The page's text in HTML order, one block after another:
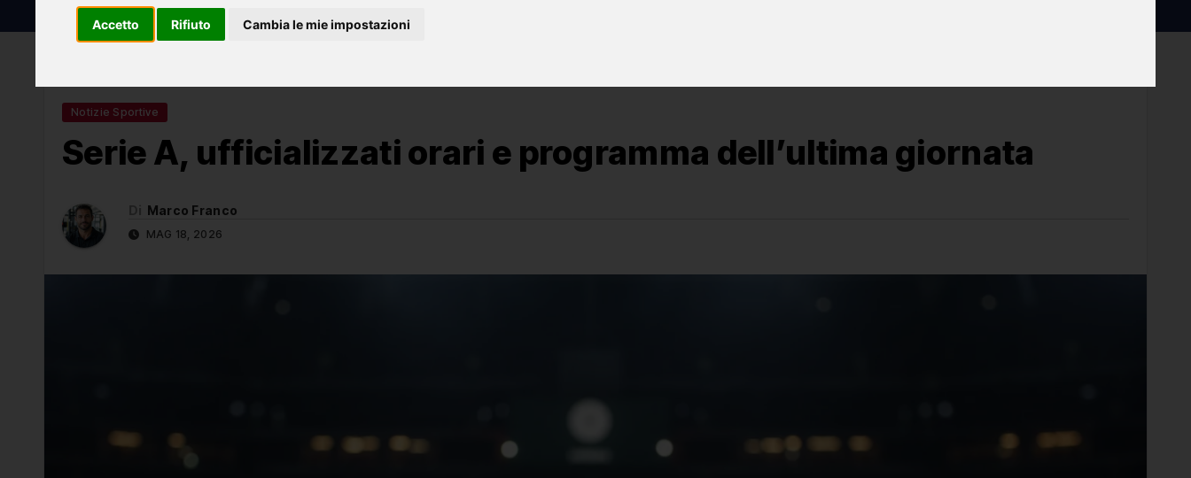
Accetto Rifiuto Cambia le mie impostazioni
NOTIZIE SPORTIVE
Notizie Sportive
Serie A, ufficializzati orari e programma dell’ultima giornata
Marco Franco
MAG 18, 2026